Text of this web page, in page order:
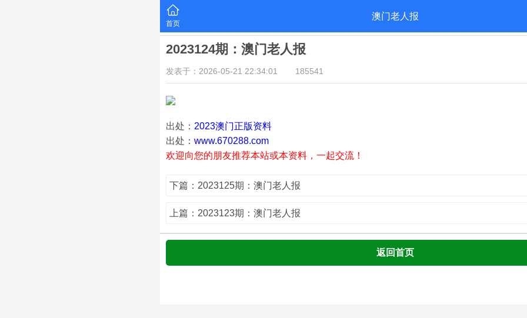
首页
澳门老人报
2023124期：澳门老人报
发表于：2026-05-21 22:34:01 185541
出处： 2023澳门正版资料
出处： www.670288.com
欢迎向您的朋友推荐本站或本资料，一起交流！
下篇：2023125期：澳门老人报
上篇：2023123期：澳门老人报
返回首页